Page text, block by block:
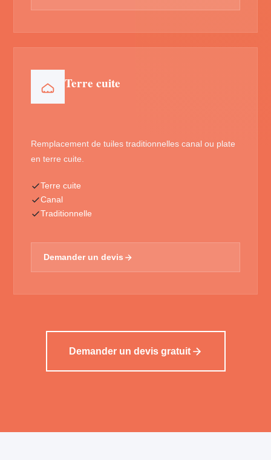
Terre cuite
Remplacement de tuiles traditionnelles canal ou plate
en terre cuite.
Terre cuite
Canal
Traditionnelle
Demander un devis
Demander un devis gratuit